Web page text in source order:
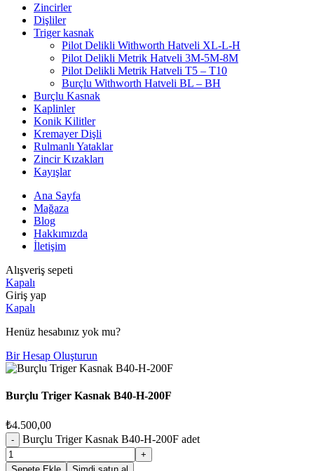
Zincirler
Dişliler
Triger kasnak
Pilot Delikli Withworth Hatveli XL-L-H
Pilot Delikli Metrik Hatveli 3M-5M-8M
Pilot Delikli Metrik Hatveli T5 – T10
Burçlu Withworth Hatveli BL – BH
Burçlu Kasnak
Kaplinler
Konik Kilitler
Kremayer Dişli
Rulmanlı Yataklar
Zincir Kızakları
Kayışlar
Ana Sayfa
Mağaza
Blog
Hakkımızda
İletişim
Alışveriş sepeti
Kapalı
Giriş yap
Kapalı
Henüz hesabınız yok mu?
Bir Hesap Oluşturun
Burçlu Triger Kasnak B40-H-200F
₺4.500,00
Burçlu Triger Kasnak B40-H-200F adet